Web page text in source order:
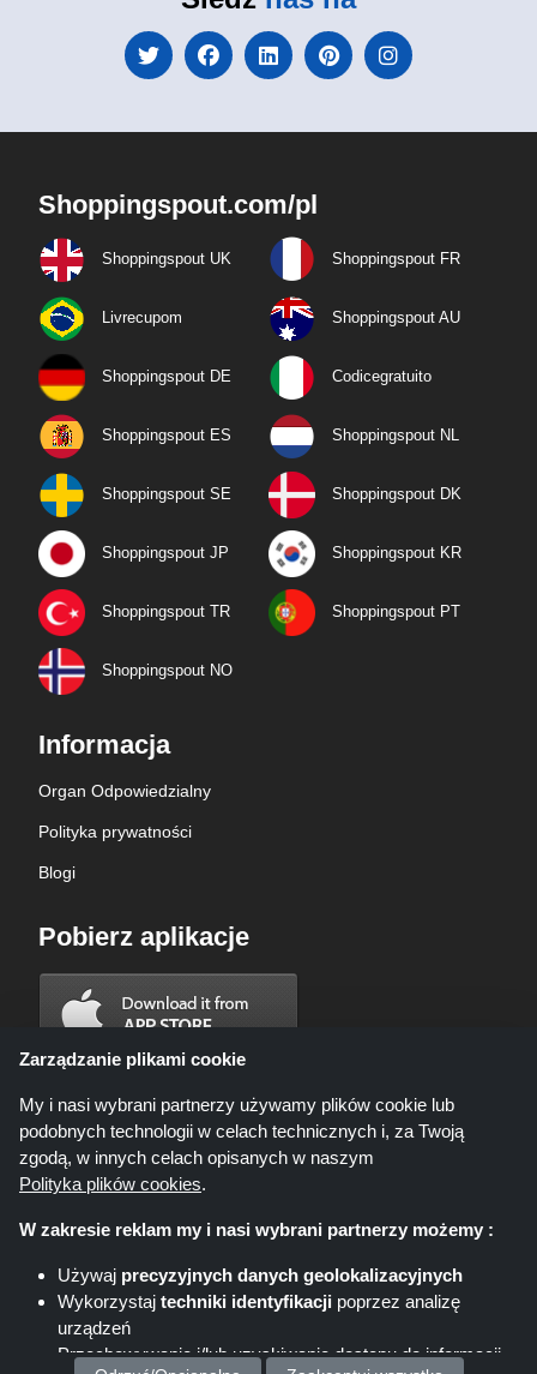
Shoppingspout.com/pl
Shoppingspout UK Shoppingspout FR
Livrecupom Shoppingspout AU
Shoppingspout DE Codicegratuito
Shoppingspout ES Shoppingspout NL
Shoppingspout SE Shoppingspout DK
Shoppingspout JP Shoppingspout KR
Shoppingspout TR Shoppingspout PT
Shoppingspout NO
Informacja
Organ Odpowiedzialny
Polityka prywatności
Blogi
Pobierz aplikacje
Shoppingspout.com/pl ani jego personel nie są zaangażowani, gdy
dokonujesz zakupu za pośrednictwem tych linków, Shoppingspout.com/pl
zarabia prowizję wyłącznie za pośrednictwem tych linków/ofert.
Zarządzanie plikami cookie
My i nasi wybrani partnerzy używamy plików cookie lub
podobnych technologii w celach technicznych i, za Twoją
zgodą, w innych celach opisanych w naszym
Polityka plików cookies.
W zakresie reklam my i nasi wybrani partnerzy możemy :
Używaj precyzyjnych danych geolokalizacyjnych
Wykorzystaj techniki identyfikacji poprzez analizę
urządzeń
Przechowywanie i/lub uzyskiwanie dostępu do informacji